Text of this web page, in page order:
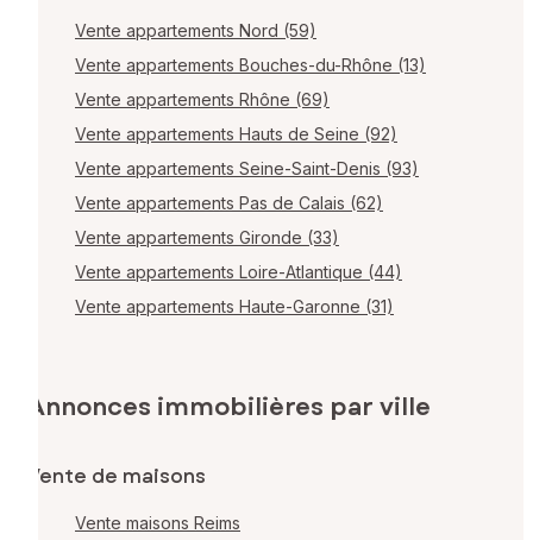
Vente appartements Nord (59)
Vente appartements Bouches-du-Rhône (13)
Vente appartements Rhône (69)
Vente appartements Hauts de Seine (92)
Vente appartements Seine-Saint-Denis (93)
Vente appartements Pas de Calais (62)
Vente appartements Gironde (33)
Vente appartements Loire-Atlantique (44)
Vente appartements Haute-Garonne (31)
Annonces immobilières par ville
Vente de maisons
Vente maisons Reims